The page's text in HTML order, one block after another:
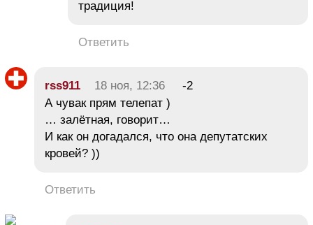
традиция!
Ответить
rss911 18 ноя, 12:36
-2
А чувак прям телепат )
… залётная, говорит…
И как он догадался, что она депутатских
кровей? ))
Ответить